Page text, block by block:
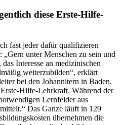
diese Erste-Hilfe-
fast jeder dafür qualifizieren
„Gern unter Menschen zu sein und
Interesse an medizinischen
weiterzubilden“, erklärt
bei den Johannitern in Baden.
Hilfe-Lehrkraft. Während der
Lernfelder aus
Das Ganze läuft in 129
übernehmen die